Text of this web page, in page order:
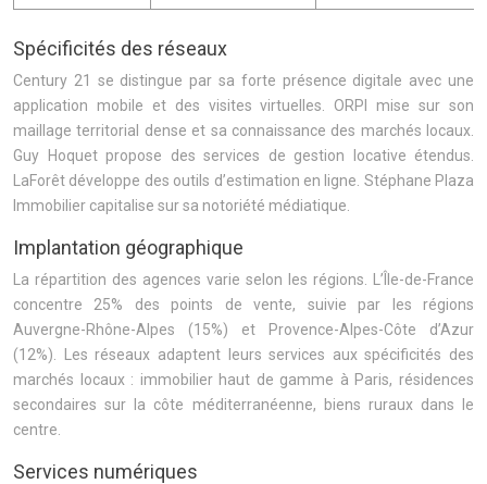
Spécificités des réseaux
Century 21 se distingue par sa forte présence digitale avec une
application mobile et des visites virtuelles. ORPI mise sur son
maillage territorial dense et sa connaissance des marchés locaux.
Guy Hoquet propose des services de gestion locative étendus.
LaForêt développe des outils d’estimation en ligne. Stéphane Plaza
Immobilier capitalise sur sa notoriété médiatique.
Implantation géographique
La répartition des agences varie selon les régions. L’Île-de-France
concentre 25% des points de vente, suivie par les régions
Auvergne-Rhône-Alpes (15%) et Provence-Alpes-Côte d’Azur
(12%). Les réseaux adaptent leurs services aux spécificités des
marchés locaux : immobilier haut de gamme à Paris, résidences
secondaires sur la côte méditerranéenne, biens ruraux dans le
centre.
Services numériques